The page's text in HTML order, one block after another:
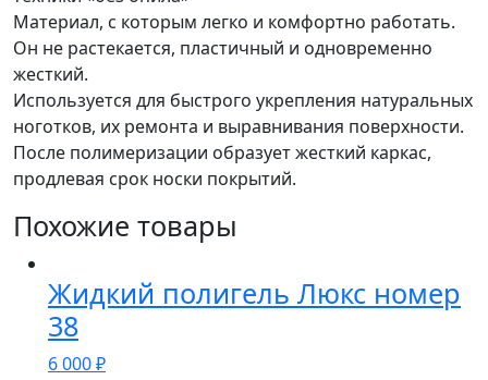
Материал, с которым легко и комфортно работать.
Он не растекается, пластичный и одновременно
жесткий.
Используется для быстрого укрепления натуральных
ноготков, их ремонта и выравнивания поверхности.
После полимеризации образует жесткий каркас,
продлевая срок носки покрытий.
Похожие товары
Жидкий полигель Люкс номер
38
6 000₽